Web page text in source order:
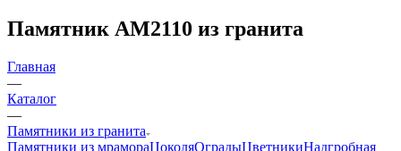
Памятник AM2110 из гранита
Главная
—
Каталог
—
Памятники из гранита
Памятники из мрамораЦоколяОградыЦветникиНадгробная